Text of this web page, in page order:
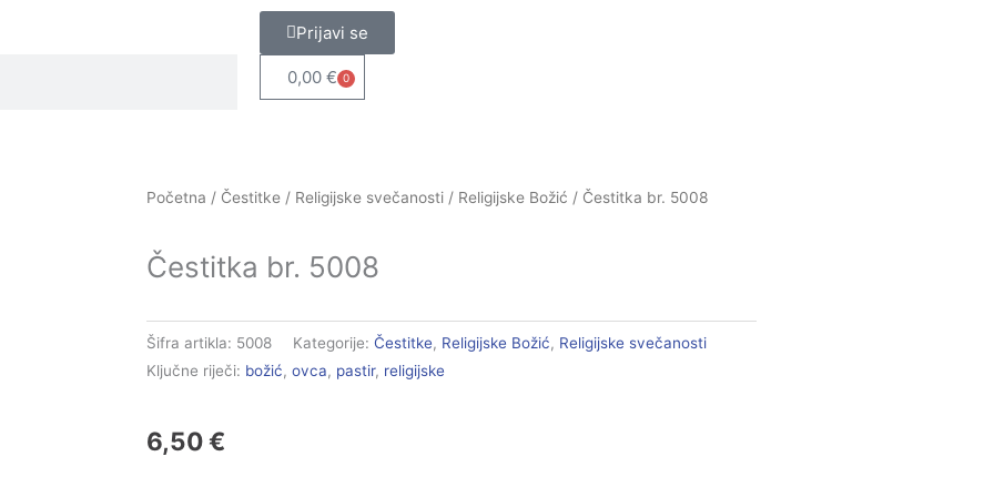
Prijavi se
0,00 € 0
Cart
Početna / Čestitke / Religijske svečanosti / Religijske Božić / Čestitka br. 5008
Čestitka br. 5008
Šifra artikla: 5008 Kategorije: Čestitke, Religijske Božić, Religijske svečanosti
Ključne riječi: božić, ovca, pastir, religijske
6,50€